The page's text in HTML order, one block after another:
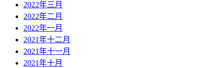
2022年三月
2022年二月
2022年一月
2021年十二月
2021年十一月
2021年十月